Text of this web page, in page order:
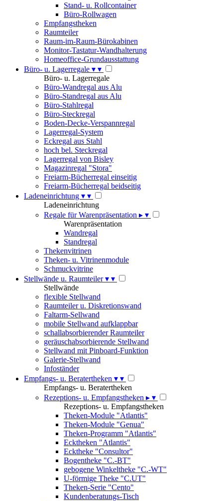
Stand- u. Rollcontainer
Büro-Rollwagen
Empfangstheken
Raumteiler
Raum-im-Raum-Bürokabinen
Monitor-Tastatur-Wandhalterung
Homeoffice-Grundausstattung
Büro- u. Lagerregale ▾ ▾
Büro- u. Lagerregale
Büro-Wandregal aus Alu
Büro-Standregal aus Alu
Büro-Stahlregal
Büro-Steckregal
Boden-Decke-Verspannregal
Lagerregal-System
Eckregal aus Stahl
hoch bel. Steckregal
Lagerregal von Bisley
Magazinregal "Stora"
Freiarm-Bücherregal einseitig
Freiarm-Bücherregal beidseitig
Ladeneinrichtung ▾ ▾
Ladeneinrichtung
Regale für Warenpräsentation ▸ ▾
Warenpräsentation
Wandregal
Standregal
Thekenvitrinen
Theken- u. Vitrinenmodule
Schmuckvitrine
Stellwände u. Raumteiler▾ ▾
Stellwände
flexible Stellwand
Raumteiler u. Diskretionswand
Faltarm-Sellwand
mobile Stellwand aufklappbar
schallabsorbierender Raumteiler
geräuschabsorbierende Stellwand
Stellwand mit Pinboard-Funktion
Galerie-Stellwand
Infoständer
Empfangs- u. Beratertheken ▾ ▾
Empfangs- u. Beratertheken
Rezeptions- u. Empfangstheken ▸ ▾
Rezeptions- u. Empfangstheken
Theken-Module "Atlantis"
Theken-Module "Genua"
Theken-Programm "Atlantis"
Ecktheken "Atlantis"
Ecktheke "Consultor"
Bogentheke "C.-BT"
gebogene Winkeltheke "C.-WT"
U-förmige Theke "C.UT"
Theken-Serie "Cento"
Kundenberatungs-Tisch